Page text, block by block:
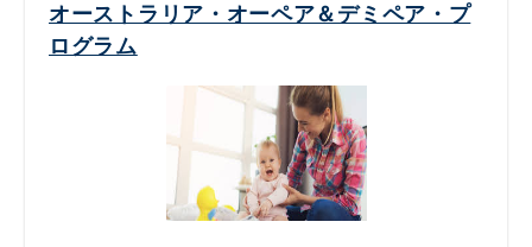
オーストラリア・オーペア＆デミペア・プ
ログラム